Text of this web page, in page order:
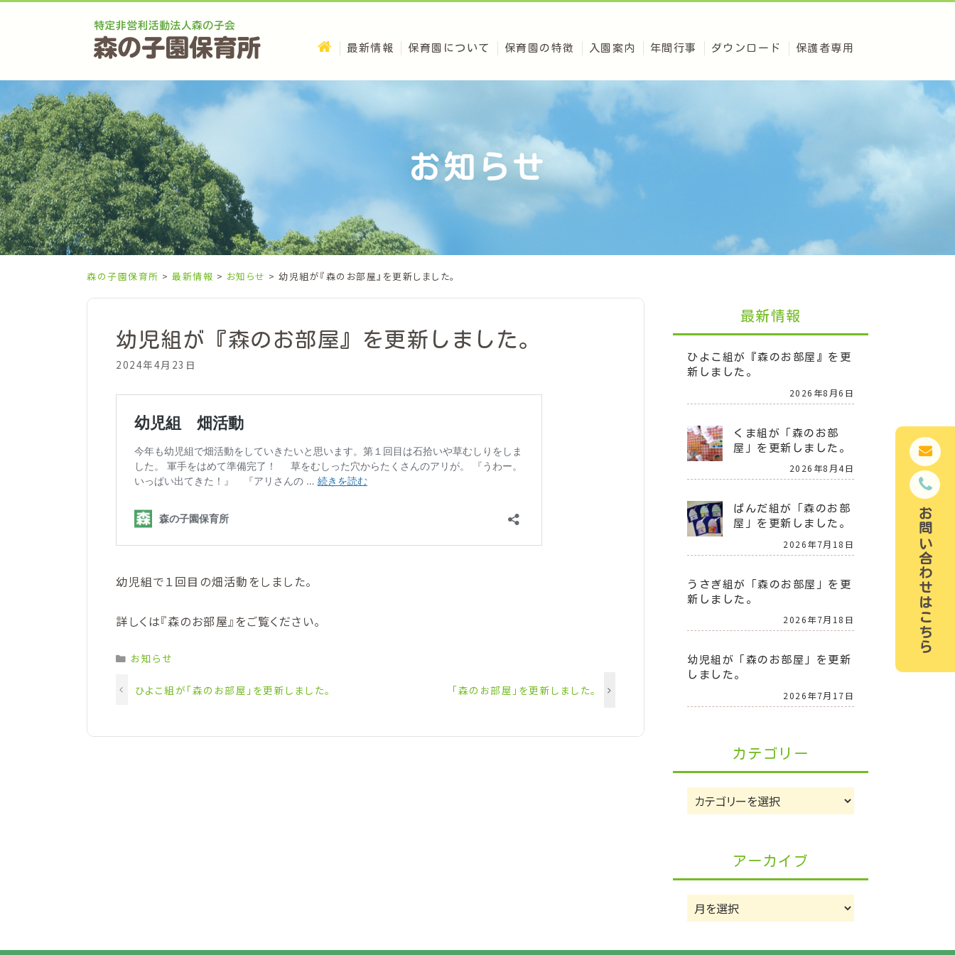
お問い合わせはこちら
最新情報 保育園について 保育園の特徴 入園案内 年間行事 ダウンロード 保護者専用
お知らせ
森の子園保育所 > 最新情報 > お知らせ > 幼児組が『森のお部屋』を更新しました。
幼児組が『森のお部屋』を更新しました。
2024年4月23日
幼児組で１回目の畑活動をしました。
詳しくは『森のお部屋』をご覧ください。
Categories
お知らせ
ひよこ組が「森のお部屋」を更新しました。 「森のお部屋」を更新しました。
最新情報
ひよこ組が『森のお部屋』を更
新しました。
2026年8月6日
くま組が「森のお部
屋」を更新しました。
2026年8月4日
ぱんだ組が「森のお部
屋」を更新しました。
2026年7月18日
うさぎ組が「森のお部屋」を更
新しました。
2026年7月18日
幼児組が「森のお部屋」を更新
しました。
2026年7月17日
カテゴリー
カ
テ
アーカイブ
ア
ー